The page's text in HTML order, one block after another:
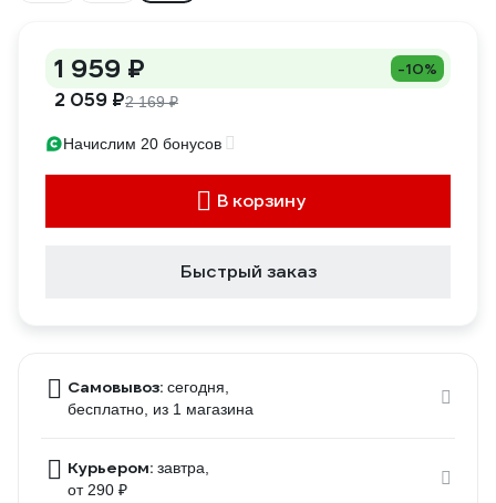
1 959 ₽ -10%
2 059 ₽2 169 ₽
Начислим 20 бонусов
В корзину
Быстрый заказ
Самовывоз: сегодня,
бесплатно , из 1 магазина
Курьером: завтра,
от 290 ₽